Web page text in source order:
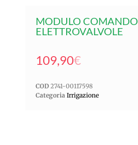
MODULO COMANDO
ELETTROVALVOLE
109,90€
COD 2741-00117598
Categoria Irrigazione